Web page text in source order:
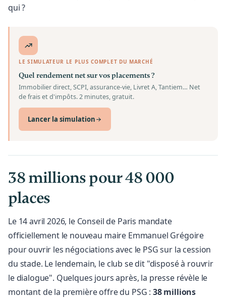
qui ?
LE SIMULATEUR LE PLUS COMPLET DU MARCHÉ
Quel rendement net sur vos placements ?
Immobilier direct, SCPI, assurance-vie, Livret A, Tantiem… Net
de frais et d'impôts. 2 minutes, gratuit.
Lancer la simulation
38 millions pour 48 000
places
Le 14 avril 2026, le Conseil de Paris mandate
officiellement le nouveau maire Emmanuel Grégoire
pour ouvrir les négociations avec le PSG sur la cession
du stade. Le lendemain, le club se dit "disposé à rouvrir
le dialogue". Quelques jours après, la presse révèle le
montant de la première offre du PSG : 38 millions